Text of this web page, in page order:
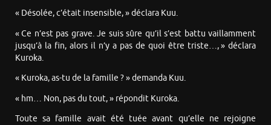
« Désolée, c’était insensible, » déclara Kuu.
« Ce n’est pas grave. Je suis sûre qu’il s’est battu vaillamment
jusqu’à la fin, alors il n’y a pas de quoi être triste…, » déclara
Kuroka.
« Kuroka, as-tu de la famille ? » demanda Kuu.
« hm… Non, pas du tout, » répondit Kuroka.
Toute sa famille avait été tuée avant qu’elle ne rejoigne